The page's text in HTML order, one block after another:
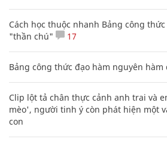
Cách học thuộc nhanh Bảng công
"thần chú"
17
Bảng công thức đạo hàm nguyên
Clip lột tả chân thực cảnh anh trai và
mèo', người tinh ý còn phát hiện một
con